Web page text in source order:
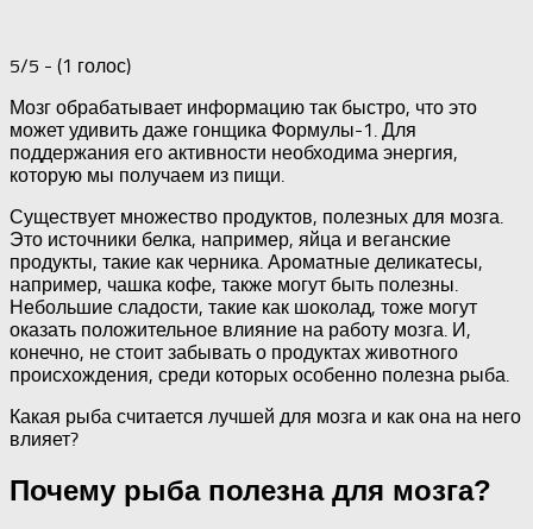
5/5 - (1 голос)
Мозг обрабатывает информацию так быстро, что это
может удивить даже гонщика Формулы-1. Для
поддержания его активности необходима энергия,
которую мы получаем из пищи.
Существует множество продуктов, полезных для мозга.
Это источники белка, например, яйца и веганские
продукты, такие как черника. Ароматные деликатесы,
например, чашка кофе, также могут быть полезны.
Небольшие сладости, такие как шоколад, тоже могут
оказать положительное влияние на работу мозга. И,
конечно, не стоит забывать о продуктах животного
происхождения, среди которых особенно полезна рыба.
Какая рыба считается лучшей для мозга и как она на него
влияет?
Почему рыба полезна для мозга?